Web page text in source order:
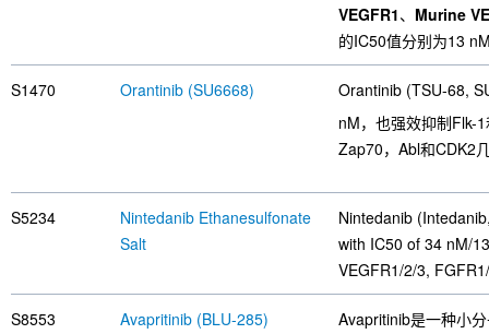
VEGFR1、 Murine
的IC50值分别为13
S1470 Orantinib (SU6668)
Orantinib (TSU-68,
nM，也强效抑制Flk-
Zap70，Abl和CDK2
S5234
Nintedanib Ethanesulfonate
Salt
Nintedanib
with IC50 of 34 nM/
VEGFR1/2/3,
S8553 Avapritinib (BLU-285)
Avapritinib是一种小